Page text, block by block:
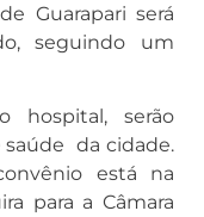
Guarapari será
seguindo um
hospital, serão
saúde da cidade.
está na
para a Câmara